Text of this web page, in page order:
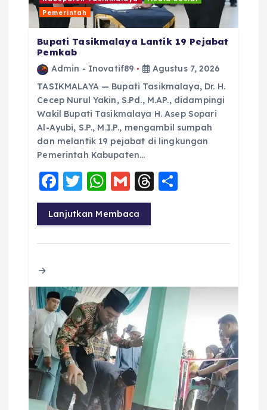
Pemerintah
Bupati Tasikmalaya Lantik 19 Pejabat
Pemkab
Admin - Inovatif89
Agustus 7, 2026
TASIKMALAYA — Bupati Tasikmalaya, Dr. H.
Cecep Nurul Yakin, S.Pd., M.AP., didampingi
Wakil Bupati Tasikmalaya H. Asep Sopari
Al-Ayubi, S.P., M.I.P., mengambil sumpah
dan melantik 19 pejabat di lingkungan
Pemerintah Kabupaten…
F
a
c
e
o
k
T
w
it
te
W
h
a
ts
p
G
m
ai
l
T
a re
Lanjutkan Membaca